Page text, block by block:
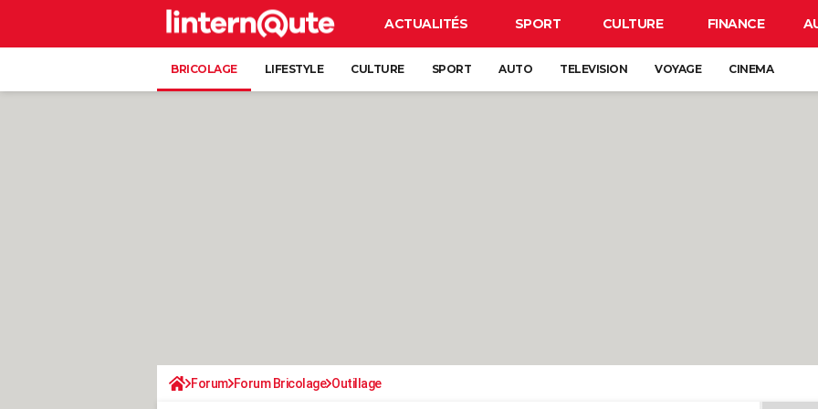
ACTUALITÉS SPORT CULTURE FINANCE
BRICOLAGE LIFESTYLE CULTURE SPORT AUTO TELEVISION VOYAGE CINEMA
Forum Forum Bricolage Outillage